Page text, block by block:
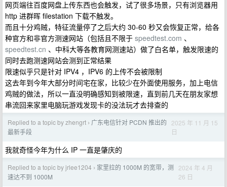
网页端往百度网盘上传东西也会触发，试了很多场景，只有浏览器用
http 进群晖 filestation 下载不触发。
而且十分鸡贼，特征流量停了之后大约 30-60 秒又会恢复正常，给各
种官方和非官方测速网站（包括且不限于 speedtest.com 、
speedtest.cn 、中科大等各教育网测速站）做了白名单，触发限速的
同时去跑测速网站会测到正常结果
限速似乎只是针对 IPV4 ，IPV6 的上传不会被限制
这去年到今年大部分时间宅在家，比较少在外面使用服务，加上电信
鸡贼的做法，所以一直没明确感知到被限速，直到前几天在朋友家想
串流回来家里电脑玩游戏发现卡的没法玩才去排查的
Replied to a topic by zhengrt › 广东电信针对 PCDN 推出的
最新手段
2025 年 11 月 15
日
我就奇怪今年为什么 IP 一直是肇庆的
Replied to a topic by jrlee1204 › 家里拉的 1000M 的宽带，测
速达不到 1000M
2024 年 4 月
26 日